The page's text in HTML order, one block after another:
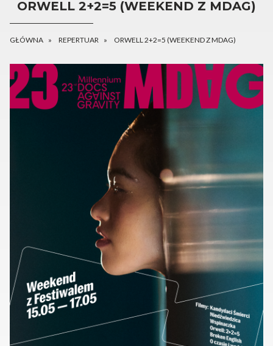
ORWELL 2+2=5 (WEEKEND Z MDAG)
GŁÓWNA REPERTUAR ORWELL 2+2=5 (WEEKEND Z MDAG)